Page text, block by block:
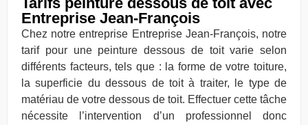
Entreprise Jean-François
Chez notre entreprise Entreprise Jean-François, notre
tarif pour une peinture dessous de toit varie selon
différents facteurs, tels que : la forme de votre toiture,
la superficie du dessous de toit à traiter, le type de
matériau de votre dessous de toit. Effectuer cette tâche
nécessite l’intervention d’un professionnel donc